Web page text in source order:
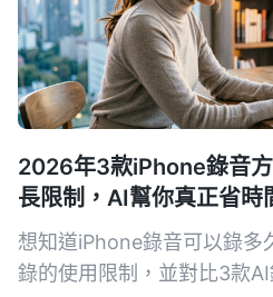
2026年3款iPhone錄音
長限制，AI幫你真正省時
想知道iPhone錄音可以錄多
錄的使用限制，並對比3款